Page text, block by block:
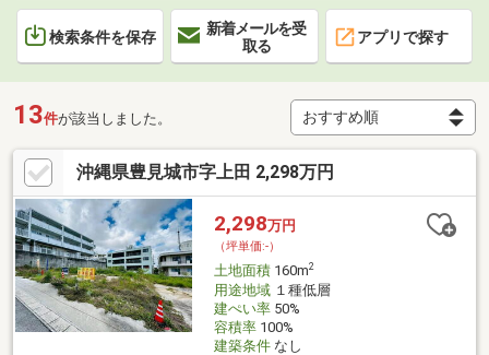
検索条件を保存
新着メールを受
取る
アプリで探す
13件が該当しました。
沖縄県豊見城市字上田 2,298万円
2,298万円
（坪単価:-）
土地面積160m2
用途地域１種低層
建ぺい率50%
容積率100%
建築条件なし